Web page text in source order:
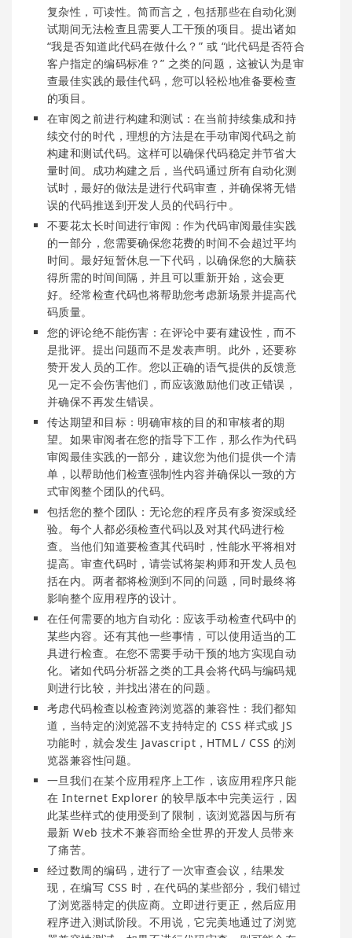
复杂性，可读性。简而言之，包括那些在自动化测
试期间无法检查且需要人工干预的项目。提出诸如
“我是否知道此代码在做什么？” 或 “此代码是否符合
客户指定的编码标准？” 之类的问题，这被认为是审
查最佳实践的最佳代码，您可以轻松地准备要检查
的项目。
在审阅之前进行构建和测试：在当前持续集成和持
续交付的时代，理想的方法是在手动审阅代码之前
构建和测试代码。这样可以确保代码稳定并节省大
量时间。成功构建之后，当代码通过所有自动化测
试时，最好的做法是进行代码审查，并确保将无错
误的代码推送到开发人员的代码行中。
不要花太长时间进行审阅：作为代码审阅最佳实践
的一部分，您需要确保您花费的时间不会超过平均
时间。最好短暂休息一下代码，以确保您的大脑获
得所需的时间间隔，并且可以重新开始，这会更
好。经常检查代码也将帮助您考虑新场景并提高代
码质量。
您的评论绝不能伤害：在评论中要有建设性，而不
是批评。提出问题而不是发表声明。此外，还要称
赞开发人员的工作。您以正确的语气提供的反馈意
见一定不会伤害他们，而应该激励他们改正错误，
并确保不再发生错误。
传达期望和目标：明确审核的目的和审核者的期
望。如果审阅者在您的指导下工作，那么作为代码
审阅最佳实践的一部分，建议您为他们提供一个清
单，以帮助他们检查强制性内容并确保以一致的方
式审阅整个团队的代码。
包括您的整个团队：无论您的程序员有多资深或经
验。每个人都必须检查代码以及对其代码进行检
查。当他们知道要检查其代码时，性能水平将相对
提高。审查代码时，请尝试将架构师和开发人员包
括在内。两者都将检测到不同的问题，同时最终将
影响整个应用程序的设计。
在任何需要的地方自动化：应该手动检查代码中的
某些内容。还有其他一些事情，可以使用适当的工
具进行检查。在您不需要手动干预的地方实现自动
化。诸如代码分析器之类的工具会将代码与编码规
则进行比较，并找出潜在的问题。
考虑代码检查以检查跨浏览器的兼容性：我们都知
道，当特定的浏览器不支持特定的 CSS 样式或 JS
功能时，就会发生 Javascript，HTML / CSS 的浏
览器兼容性问题。
一旦我们在某个应用程序上工作，该应用程序只能
在 Internet Explorer 的较早版本中完美运行，因
此某些样式的使用受到了限制，该浏览器因与所有
最新 Web 技术不兼容而给全世界的开发人员带来
了痛苦。
经过数周的编码，进行了一次审查会议，结果发
现，在编写 CSS 时，在代码的某些部分，我们错过
了浏览器特定的供应商。立即进行更正，然后应用
程序进入测试阶段。不用说，它完美地通过了浏览